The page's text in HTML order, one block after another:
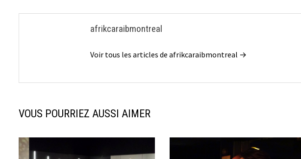
afrikcaraibmontreal
Voir tous les articles de afrikcaraibmontreal →
VOUS POURRIEZ AUSSI AIMER